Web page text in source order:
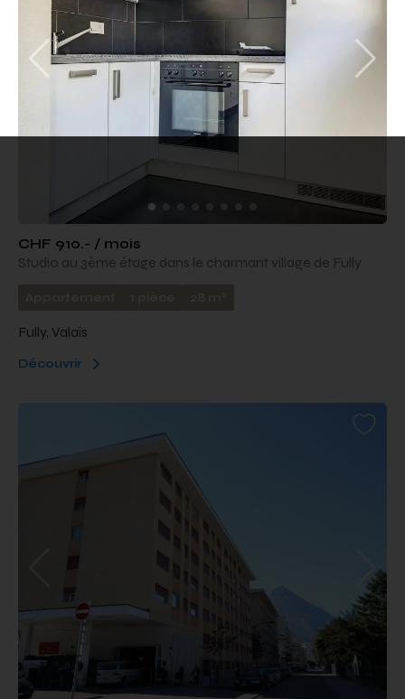
CHF 910.- / mois
Studio au 3ème étage dans le charmant village de Fully
Fully, Valais
Découvrir